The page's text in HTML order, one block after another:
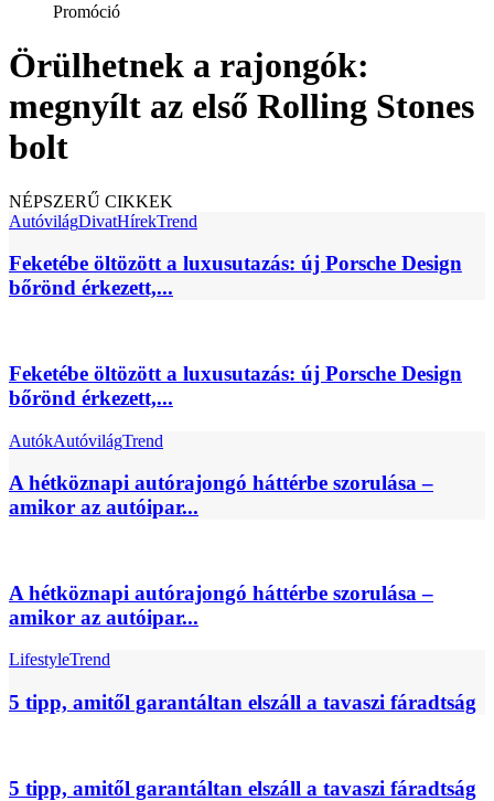
Promóció
Örülhetnek a rajongók:
megnyílt az első Rolling Stones
bolt
NÉPSZERŰ CIKKEK
AutóvilágDivatHírekTrend
Feketébe öltözött a luxusutazás: új Porsche Design
bőrönd érkezett,...
Feketébe öltözött a luxusutazás: új Porsche Design
bőrönd érkezett,...
AutókAutóvilágTrend
A hétköznapi autórajongó háttérbe szorulása –
amikor az autóipar...
A hétköznapi autórajongó háttérbe szorulása –
amikor az autóipar...
LifestyleTrend
5 tipp, amitől garantáltan elszáll a tavaszi fáradtság
5 tipp, amitől garantáltan elszáll a tavaszi fáradtság